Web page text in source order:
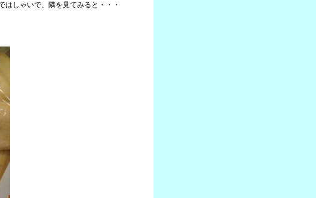
しゃいで、隣を見てみると・・・